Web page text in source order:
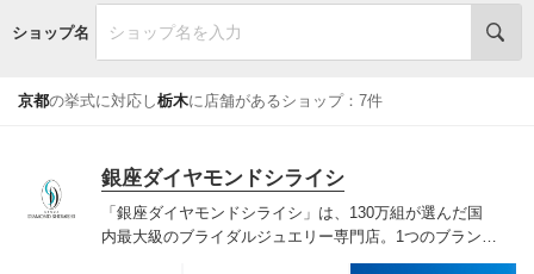
ショップ名
京都の挙式に対応し栃木に店舗があるショップ：7件
銀座ダイヤモンドシライシ
「銀座ダイヤモンドシライシ」は、130万組が選んだ国
内最大級のブライダルジュエリー専門店。1つのブランド
では国内最大級の700種類以上の豊富なデザインを取り